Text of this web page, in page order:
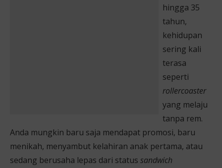
hingga 35
tahun,
kehidupan
sering kali
terasa
seperti
rollercoaster
yang melaju
tanpa rem.
Anda mungkin baru saja mendapat promosi, baru
menikah, menyambut kelahiran anak pertama, atau
sedang berusaha lepas dari status sandwich